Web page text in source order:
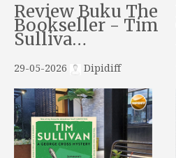
Review Buku The
Bookseller - Tim
Sulliva…
29-05-2026 Dipidiff